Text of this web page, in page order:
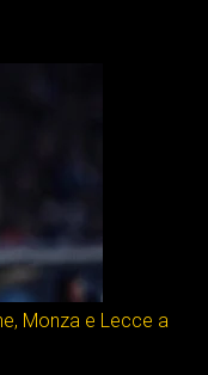
Monza e Lecce a